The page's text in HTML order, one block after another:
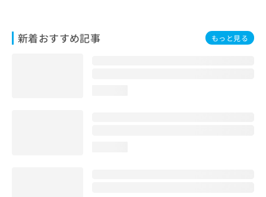
新着おすすめ記事 もっと見る
い
合